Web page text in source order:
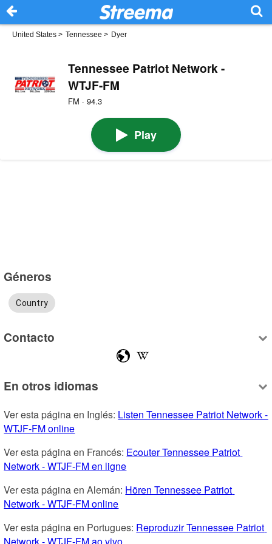
United States > Tennessee > Dyer
Tennessee Patriot Network -
WTJF-FM
FM · 94.3
Play
Géneros
Country
Contacto
En otros idiomas
Ver esta página en Inglés: Listen Tennessee Patriot Network -
WTJF-FM online
Ver esta página en Francés: Ecouter Tennessee Patriot
Network - WTJF-FM en ligne
Ver esta página en Alemán: Hören Tennessee Patriot
Network - WTJF-FM online
Ver esta página en Portugues: Reproduzir Tennessee Patriot
Network - WTJF-FM ao vivo